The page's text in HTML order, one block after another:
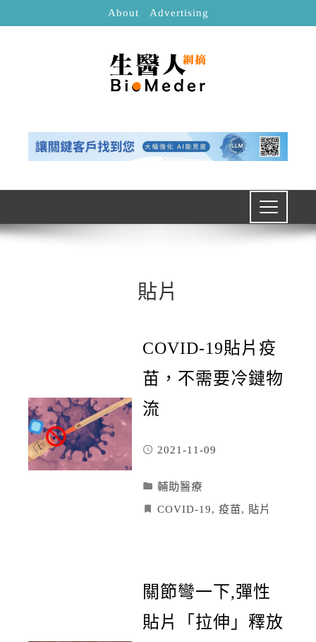
About Advertising
貼片
COVID-19貼片疫
苗，不需要冷鏈物
流
2021-11-09
輔助醫療
COVID-19, 疫苗, 貼片
關節彎一下,彈性
貼片「拉伸」釋放